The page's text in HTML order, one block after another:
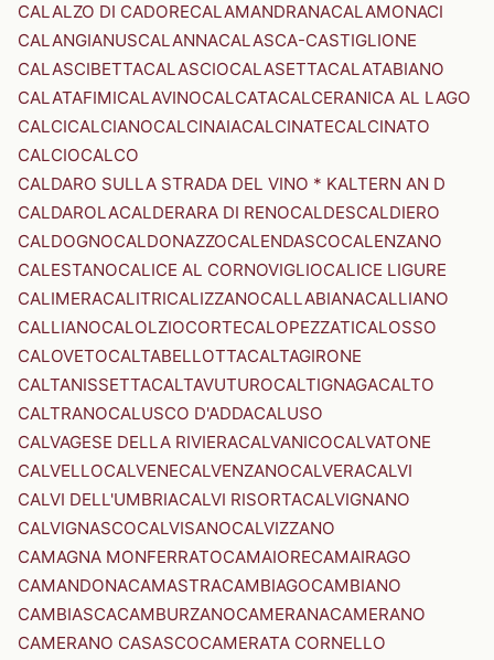
CALALZO DI CADORECALAMANDRANACALAMONACI
CALANGIANUSCALANNACALASCA-CASTIGLIONE
CALASCIBETTACALASCIOCALASETTACALATABIANO
CALATAFIMICALAVINOCALCATACALCERANICA AL LAGO
CALCICALCIANOCALCINAIACALCINATECALCINATO
CALCIOCALCO
CALDARO SULLA STRADA DEL VINO * KALTERN AN D
CALDAROLACALDERARA DI RENOCALDESCALDIERO
CALDOGNOCALDONAZZOCALENDASCOCALENZANO
CALESTANOCALICE AL CORNOVIGLIOCALICE LIGURE
CALIMERACALITRICALIZZANOCALLABIANACALLIANO
CALLIANOCALOLZIOCORTECALOPEZZATICALOSSO
CALOVETOCALTABELLOTTACALTAGIRONE
CALTANISSETTACALTAVUTUROCALTIGNAGACALTO
CALTRANOCALUSCO D'ADDACALUSO
CALVAGESE DELLA RIVIERACALVANICOCALVATONE
CALVELLOCALVENECALVENZANOCALVERACALVI
CALVI DELL'UMBRIACALVI RISORTACALVIGNANO
CALVIGNASCOCALVISANOCALVIZZANO
CAMAGNA MONFERRATOCAMAIORECAMAIRAGO
CAMANDONACAMASTRACAMBIAGOCAMBIANO
CAMBIASCACAMBURZANOCAMERANACAMERANO
CAMERANO CASASCOCAMERATA CORNELLO